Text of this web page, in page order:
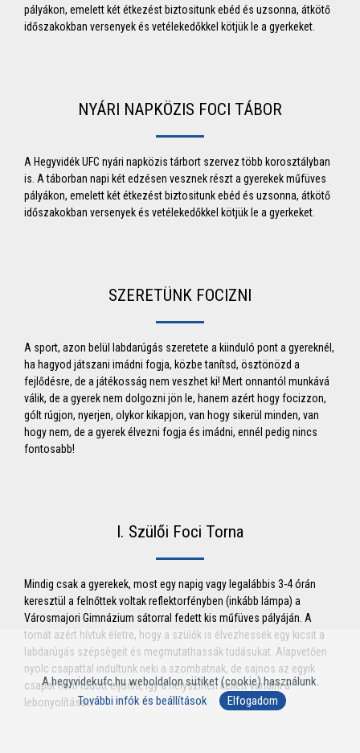
A hegyvidekufc.hu weboldalon sütiket (cookie) használunk.
További infók és beállítások
Elfogadom
pályákon, emelett két étkezést biztositunk ebéd és uzsonna, átkötő
időszakokban versenyek és vetélekedőkkel kötjük le a gyerkeket.
NYÁRI NAPKÖZIS FOCI TÁBOR
A Hegyvidék UFC nyári napközis tárbort szervez több korosztályban
is. A táborban napi két edzésen vesznek részt a gyerekek műfüves
pályákon, emelett két étkezést biztositunk ebéd és uzsonna, átkötő
időszakokban versenyek és vetélekedőkkel kötjük le a gyerkeket.
SZERETÜNK FOCIZNI
A sport, azon belül labdarúgás szeretete a kiinduló pont a gyereknél,
ha hagyod játszani imádni fogja, közbe tanítsd, ösztönözd a
fejlődésre, de a játékosság nem veszhet ki! Mert onnantól munkává
válik, de a gyerek nem dolgozni jön le, hanem azért hogy focizzon,
gólt rúgjon, nyerjen, olykor kikapjon, van hogy sikerül minden, van
hogy nem, de a gyerek élvezni fogja és imádni, ennél pedig nincs
fontosabb!
I. Szülői Foci Torna
Mindig csak a gyerekek, most egy napig vagy legalábbis 3-4 órán
keresztül a felnőttek voltak reflektorfényben (inkább lámpa) a
Városmajori Gimnázium sátorral fedett kis műfüves pályáján. A
tornát azért hívtuk életre, hogy a szülők is élvezhessék egy kicsit a
labdarúgás szépségeit és megmutathassák tudásukat. Alapvetően
nyolc csapattal indultunk neki a szombatnak, de sajnos az egyik
csapat nem tudott eljönni, így a helyszínen kellett variálni a
lebonyolításon.